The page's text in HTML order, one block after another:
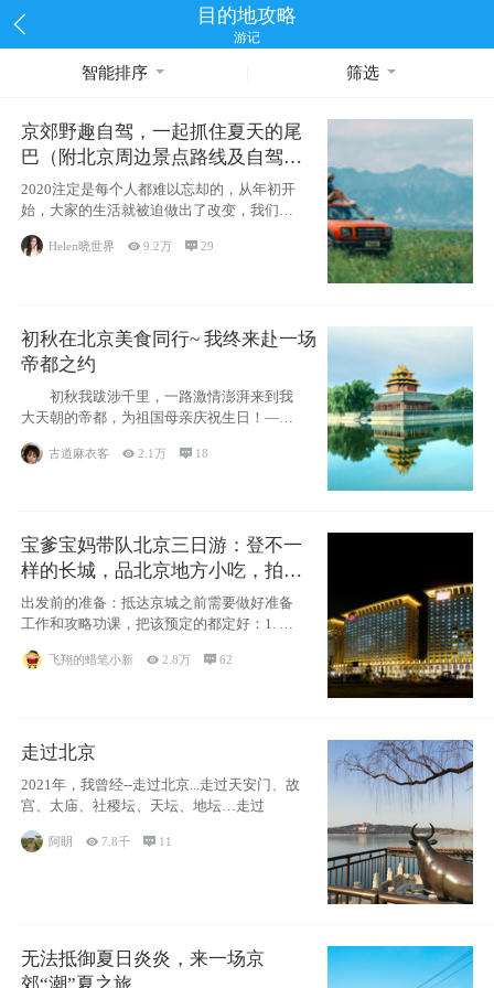
目的地攻略
游记
智能排序 筛选
京郊野趣自驾，一起抓住夏天的尾
巴（附北京周边景点路线及自驾攻
略）
2020注定是每个人都难以忘却的，从年初开
始，大家的生活就被迫做出了改变，我们也
不例外。本来双双辞职是为
Helen晓世界 9.2万 29
初秋在北京美食同行~ 我终来赴一场
帝都之约
初秋我跋涉千里，一路激情澎湃来到我
大天朝的帝都，为祖国母亲庆祝生日！——
古道麻衣客 2.1万  18
宝爹宝妈带队北京三日游：登不一
样的长城，品北京地方小吃，拍盘
古七星夜景！
出发前的准备：抵达京城之前需要做好准备
工作和攻略功课，把该预定的都定好：1. 酒
飞翔的蜡笔小新 2.8万 62
走过北京
2021年，我曾经--走过北京...走过天安门、故
宫、太庙、社稷坛、天坛、地坛…走过
阿眀 7.8千  11
无法抵御夏日炎炎，来一场京